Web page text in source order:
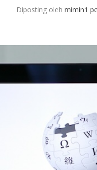
Diposting oleh mimin1